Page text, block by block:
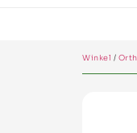
Winkel /